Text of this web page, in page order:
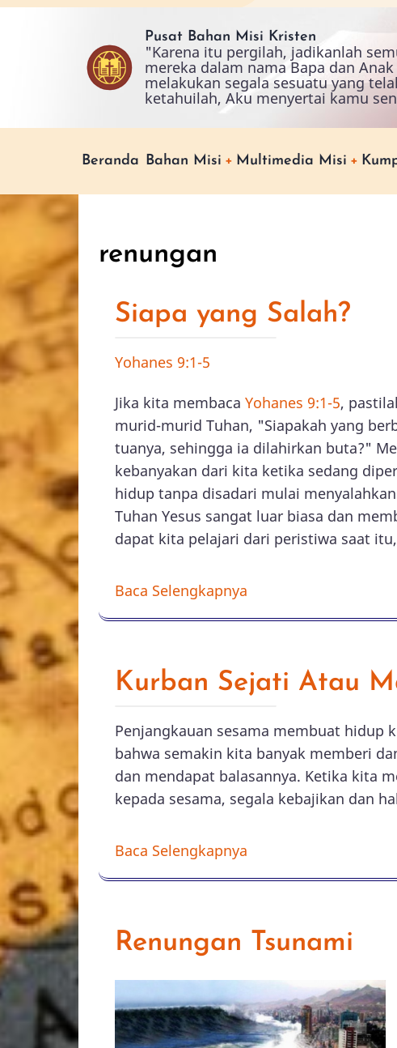
Skip
Pusat Bahan Misi Kristen
"Karena itu pergilah, jadikanlah
mereka dalam nama Bapa dan
melakukan segala sesuatu yang
ketahuilah, Aku menyertai kamu
Main
Beranda Bahan Misi Multimedia Misi
renungan
Siapa yang Salah?
Yohanes 9:1-5
Jika kita membaca Yohanes 9:1-5,
murid-murid Tuhan, "Siapakah yang
tuanya, sehingga ia dilahirkan buta?"
kebanyakan dari kita ketika sedang
hidup tanpa disadari mulai
Tuhan Yesus sangat luar biasa dan
dapat kita pelajari dari peristiwa saat
Baca Selengkapnya
Kurban Sejati Atau
Penjangkauan sesama membuat hidup
bahwa semakin kita banyak memberi
dan mendapat balasannya. Ketika kita
kepada sesama, segala kebajikan dan
Baca Selengkapnya
Renungan Tsunami